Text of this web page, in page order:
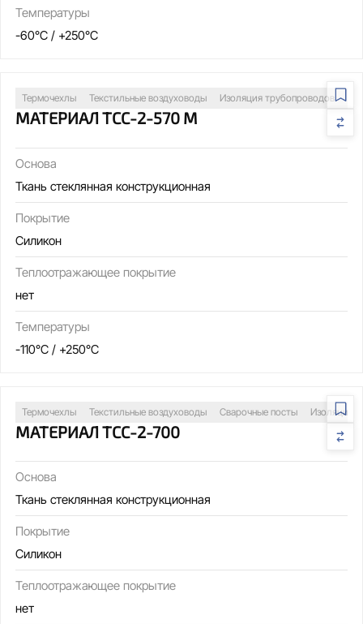
Температуры
-60°C / +250°C
Термочехлы Текстильные воздуховоды Изоляция трубопроводов
МАТЕРИАЛ ТСС-2-570 М
Основа
Ткань стеклянная конструкционная
Покрытие
Силикон
Теплоотражающее покрытие
нет
Температуры
-110°C / +250°C
Термочехлы Текстильные воздуховоды Сварочные посты Изоляция
МАТЕРИАЛ ТСС-2-700
Основа
Ткань стеклянная конструкционная
Покрытие
Силикон
Теплоотражающее покрытие
нет